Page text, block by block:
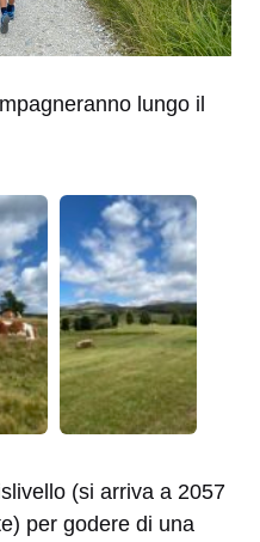
lungo il
(si arriva a 2057
per godere di una